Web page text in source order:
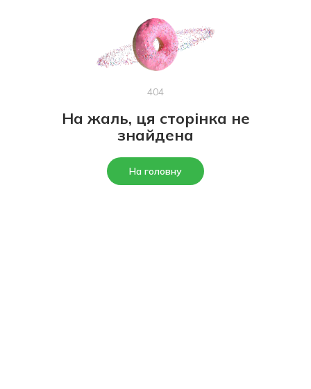
404
На жаль, ця сторінка не
знайдена
На головну